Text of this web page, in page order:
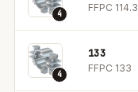
4
FFPC 114.3
4
133
FFPC 133